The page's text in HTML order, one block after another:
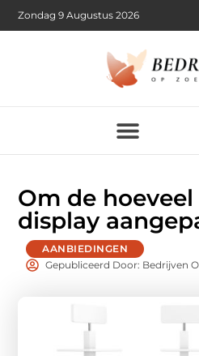
Zondag 9 Augustus 2026
Om de
display
AANBIEDINGEN
Gepubliceerd Door: Bedrijven